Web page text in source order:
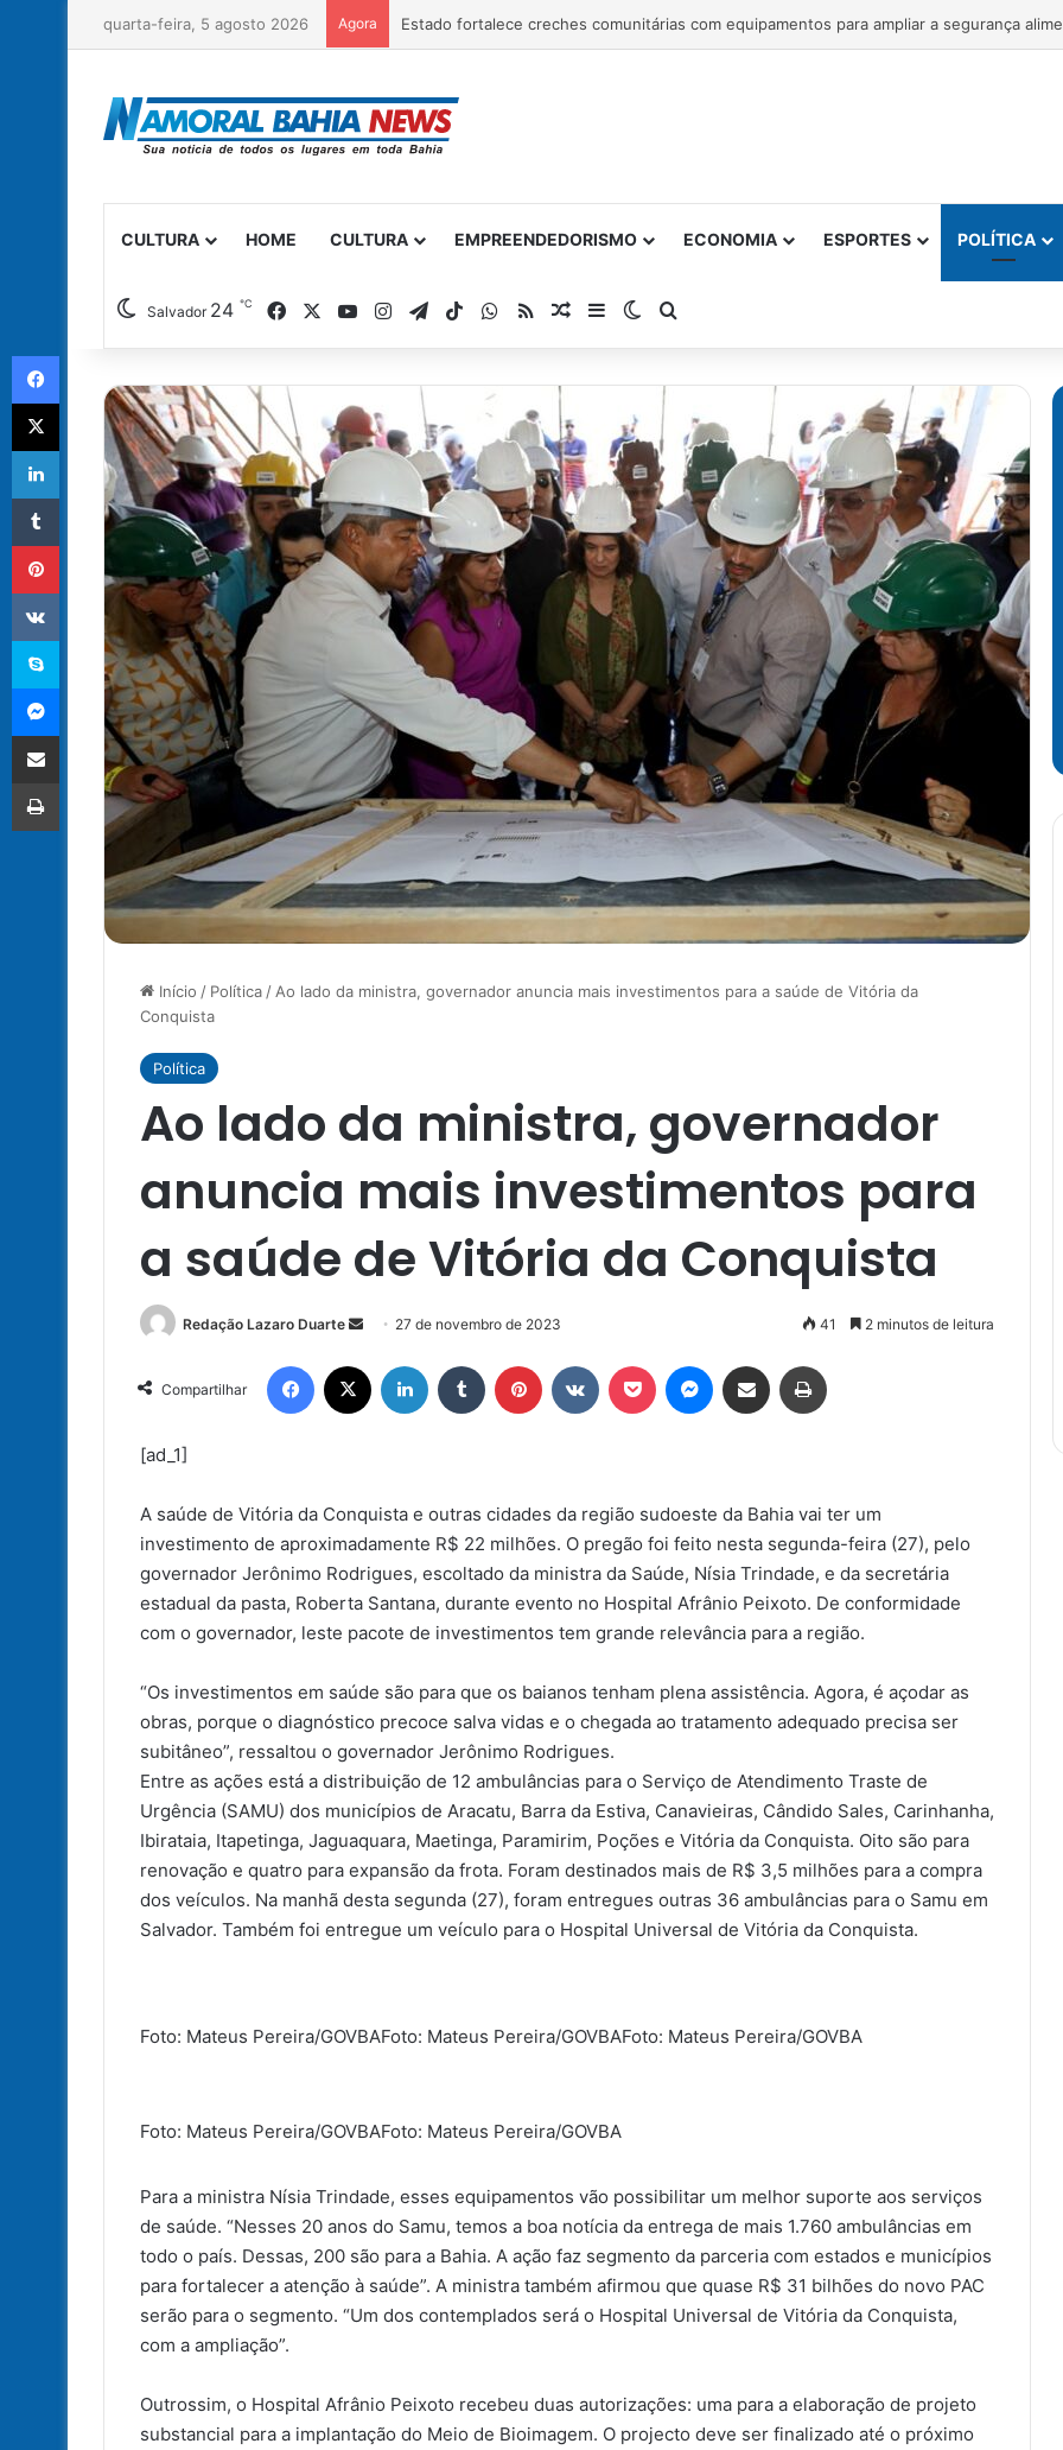
quarta-feira, 5 agosto 2026 Agora Governo da Bahia entrega 1ª etapa da requalificação do Parque Metropolitano de Pituaçu
CULTURA HOME CULTURA EMPREENDEDORISMO ECONOMIA ESPORTES POLÍTICA
Salvador 24 ℃ FacebookYouTubeInstagram
TelegramTikTokWhatsApp
RSSArtigo Aleatório
Barra Lateral
Switch skin
Procurar por
Início / Política / Ao lado da ministra, governador anuncia mais investimentos para a saúde de Vitória da
Conquista
Política
Ao lado da ministra, governador
anuncia mais investimentos para
a saúde de Vitória da Conquista
Redação Lazaro Duarte
Mande
e-
mail
27 de novembro de 2023 41 2 minutos de leitura
Compartilhar
Facebook Linkedin Tumblr Pinterest Pocket Messenger
Compartilhar via e-mail
[ad_1]
A saúde de Vitória da Conquista e outras cidades da região sudoeste da Bahia vai ter um
investimento de aproximadamente R$ 22 milhões. O pregão foi feito nesta segunda-feira (27), pelo
governador Jerônimo Rodrigues, escoltado da ministra da Saúde, Nísia Trindade, e da secretária
estadual da pasta, Roberta Santana, durante evento no Hospital Afrânio Peixoto. De conformidade
com o governador, leste pacote de investimentos tem grande relevância para a região.
“Os investimentos em saúde são para que os baianos tenham plena assistência. Agora, é açodar as
obras, porque o diagnóstico precoce salva vidas e o chegada ao tratamento adequado precisa ser
subitâneo”, ressaltou o governador Jerônimo Rodrigues.
Entre as ações está a distribuição de 12 ambulâncias para o Serviço de Atendimento Traste de
Urgência (SAMU) dos municípios de Aracatu, Barra da Estiva, Canavieiras, Cândido Sales, Carinhanha,
Ibirataia, Itapetinga, Jaguaquara, Maetinga, Paramirim, Poções e Vitória da Conquista. Oito são para
renovação e quatro para expansão da frota. Foram destinados mais de R$ 3,5 milhões para a compra
dos veículos. Na manhã desta segunda (27), foram entregues outras 36 ambulâncias para o Samu em
Salvador. Também foi entregue um veículo para o Hospital Universal de Vitória da Conquista.
Foto: Mateus Pereira/GOVBAFoto: Mateus Pereira/GOVBAFoto: Mateus Pereira/GOVBA
Foto: Mateus Pereira/GOVBAFoto: Mateus Pereira/GOVBA
Para a ministra Nísia Trindade, esses equipamentos vão possibilitar um melhor suporte aos serviços
de saúde. “Nesses 20 anos do Samu, temos a boa notícia da entrega de mais 1.760 ambulâncias em
todo o país. Dessas, 200 são para a Bahia. A ação faz segmento da parceria com estados e municípios
para fortalecer a atenção à saúde”. A ministra também afirmou que quase R$ 31 bilhões do novo PAC
serão para o segmento. “Um dos contemplados será o Hospital Universal de Vitória da Conquista,
com a ampliação”.
Outrossim, o Hospital Afrânio Peixoto recebeu duas autorizações: uma para a elaboração de projeto
substancial para a implantação do Meio de Bioimagem. O projecto deve ser finalizado até o próximo
Facebook
X
Linkedin
Tumblr
Pinterest
VK
Skype
Messenger
Compartilhar via e-mail
Imprimir